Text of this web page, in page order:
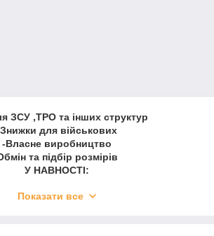
ЗСУ ,ТРО та інших структур
для військових
-Власне виробництво
та підбір розмірів
У НАВНОСТІ:
\ Футболки \ Термобілизна
Показати все